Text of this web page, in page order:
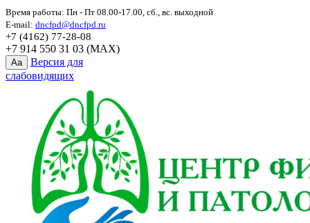
Время работы: Пн - Пт 08.00-17.00, сб., вс. выходной
E-mail: dncfpd@dncfpd.ru
+7 (4162) 77-28-08
+7 914 550 31 03 (MAX)
Aa
Версия для
слабовидящих